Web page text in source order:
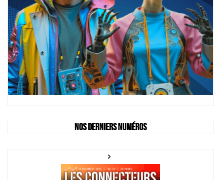
Nos derniers numéros